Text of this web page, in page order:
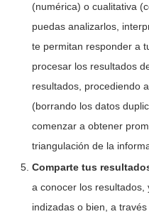
(numérica) o cualitativa
puedas analizarlos,
te permitan responder a
procesar los resultados
resultados, procediendo
(borrando los datos
comenzar a obtener
triangulación de la
Comparte tus
a conocer los
indizadas o bien, a